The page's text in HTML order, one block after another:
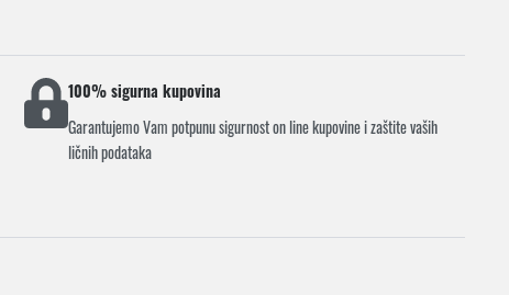
100% sigurna kupovina
Garantujemo Vam potpunu sigurnost on line kupovine i zaštite vaših
ličnih podataka